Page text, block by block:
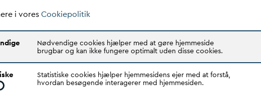
V
Find dineDANVA medarbejdere
i voresCookiepolitik
Nødvendige cookies hjælper med at gøre hjemmeside
brugbar og kan ikke fungere optimalt uden disse cookies.
Statistiske cookies hjælper hjemmesidens ejer med at forstå,
hvordan besøgende interagerer med hjemmesiden.